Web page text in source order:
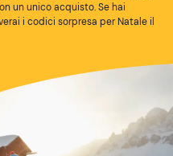
un unico acquisto. Se hai
i codici sorpresa per Natale il